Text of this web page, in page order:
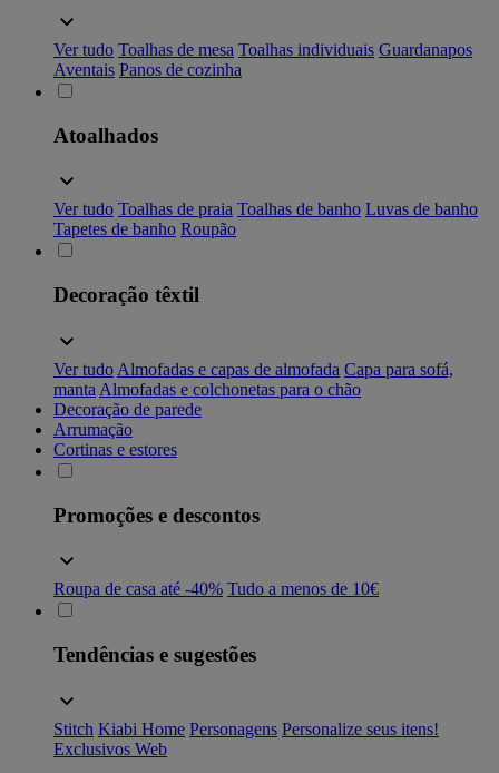
Ver tudo Toalhas de mesa Toalhas individuais Guardanapos
Aventais Panos de cozinha
Atoalhados
Ver tudo Toalhas de praia Toalhas de banho Luvas de banho
Tapetes de banho Roupão
Decoração têxtil
Ver tudo Almofadas e capas de almofada Capa para sofá,
manta Almofadas e colchonetas para o chão
Decoração de parede
Arrumação
Cortinas e estores
Promoções e descontos
Roupa de casa até -40% Tudo a menos de 10€
Tendências e sugestões
Stitch Kiabi Home Personagens Personalize seus itens!
Exclusivos Web